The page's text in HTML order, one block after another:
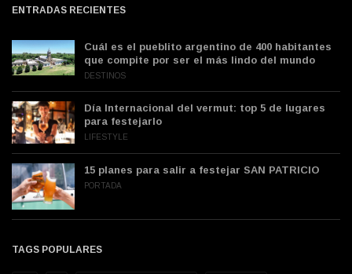
ENTRADAS RECIENTES
Cuál es el pueblito argentino de 400 habitantes
que compite por ser el más lindo del mundo
DESTINOS
Día Internacional del vermut: top 5 de lugares
para festejarlo
LIFESTYLE
15 planes para salir a festejar SAN PATRICIO
PORTADA
TAGS POPULARES